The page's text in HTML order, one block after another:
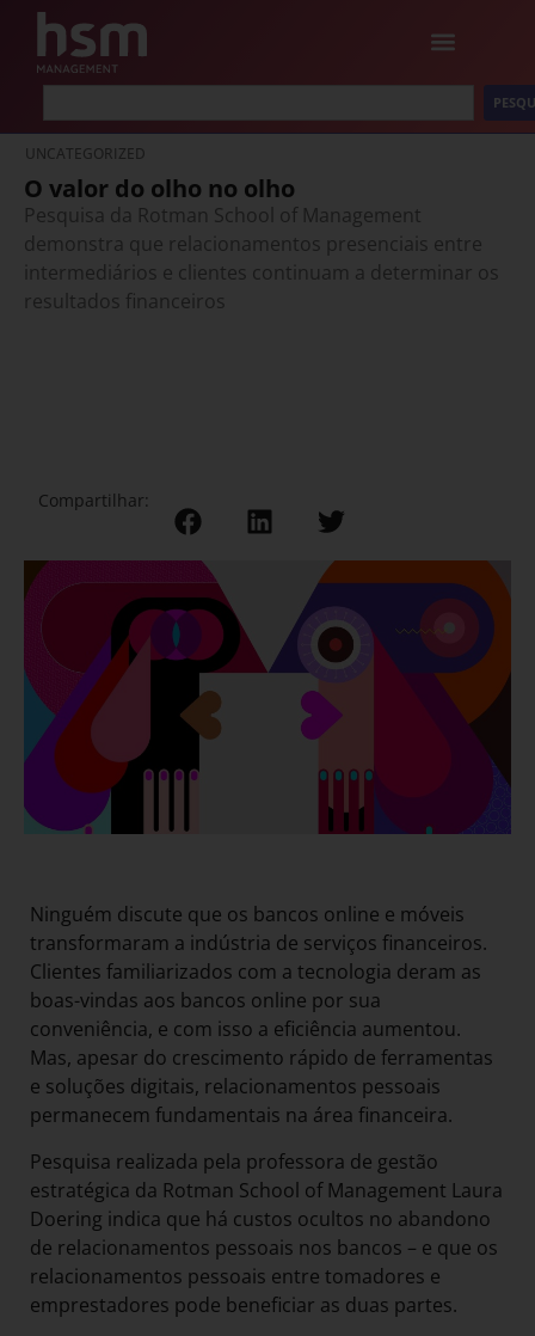
UNCATEGORIZED
O valor do olho no olho
Pesquisa da Rotman School of Management
demonstra que relacionamentos presenciais entre
intermediários e clientes continuam a determinar os
resultados financeiros
Compartilhar:
Ninguém discute que os bancos online e móveis
transformaram a indústria de serviços financeiros.
Clientes familiarizados com a tecnologia deram as
boas-vindas aos bancos online por sua
conveniência, e com isso a eficiência aumentou.
Mas, apesar do crescimento rápido de ferramentas
e soluções digitais, relacionamentos pessoais
permanecem fundamentais na área financeira.
Pesquisa realizada pela professora de gestão
estratégica da Rotman School of Management Laura
Doering indica que há custos ocultos no abandono
de relacionamentos pessoais nos bancos – e que os
relacionamentos pessoais entre tomadores e
emprestadores pode beneficiar as duas partes.